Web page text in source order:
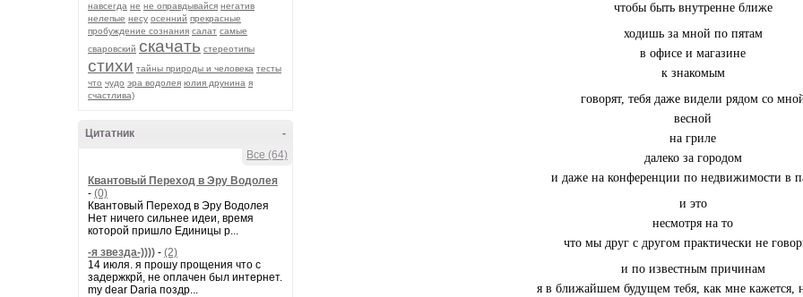
навсегда не не оправдывайся негатив
нелепые несу осенний прекрасные
пробуждение сознания салат самые
сваровский скачать стереотипы
стихи тайны природы и человека тесты
что чудо эра водолея юлия друнина я
счастлива)
-
Цитатник
Все (64)
Квантовый Переход в Эру Водолея
- (0)
Квантовый Переход в Эру Водолея
Нет ничего сильнее идеи, время
которой пришло Единицы р...
-я звезда-)))) - (2)
14 июля. я прошу прощения что с
задержкрй, не оплачен был интернет.
my dear Daria поздр...
чтобы быть внутренне ближе
ходишь за мной по пятам
в офисе и магазине
к знакомым
говорят, тебя даже видели рядом со
весной
на гриле
далеко за городом
и даже на конференции по недвижимости в
и это
несмотря на то
что мы друг с другом практически не
и по известным причинам
я в ближайшем будущем тебя, как мне кажется,